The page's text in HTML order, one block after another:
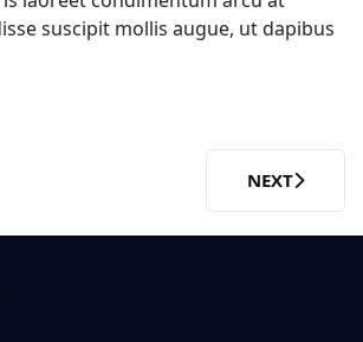
suscipit mollis augue, ut dapibus
FUSCE VEL VILENI NEXT
NEXT